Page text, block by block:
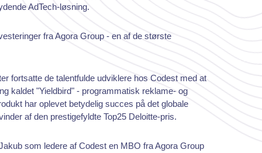
AdTech-løsning.
fra Agora Group - en af de største
fortsatte de talentfulde udviklere hos Codest med at
kaldet "Yieldbird" - programmatisk reklame- og
har oplevet betydelig succes på det globale
af den prestigefyldte Top25 Deloitte-pris.
som ledere af Codest en MBO fra Agora Group